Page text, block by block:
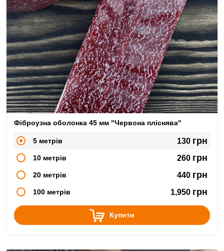
Фіброузна оболонка 45 мм "Червона пліснява"
5 метрів 130 грн
10 метрів 260 грн
20 метрів 440 грн
100 метрів 1,950 грн
Купити